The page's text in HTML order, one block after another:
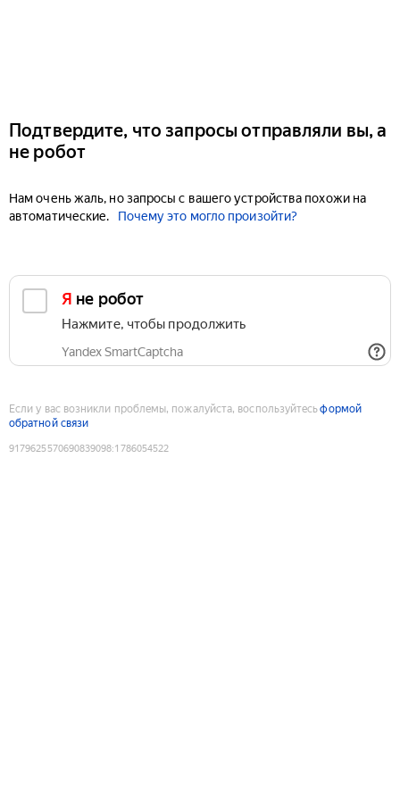
Подтвердите, что запросы отправляли вы, а
не робот
Нам очень жаль, но запросы с вашего устройства похожи на
автоматические.
Почему это могло произойти?
Я не робот
Нажмите, чтобы продолжить
Yandex SmartCaptcha
Если у вас возникли проблемы, пожалуйста, воспользуйтесьформой
обратной связи
9179625570690839098:1786054522